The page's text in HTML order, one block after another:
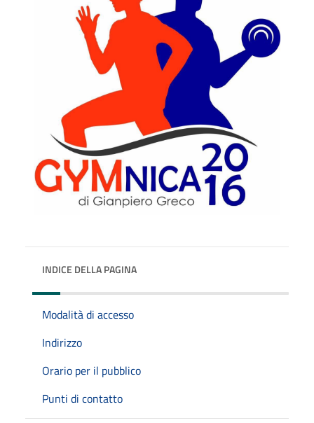
INDICE DELLA PAGINA
Modalità di accesso
Indirizzo
Orario per il pubblico
Punti di contatto